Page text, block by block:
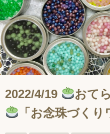
2022/4/19
おて
「お念珠づくり